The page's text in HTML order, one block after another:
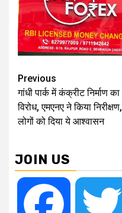
Continue
Reading
Previous
गांधी पार्क में कंक्रीट निर्माण का
विरोध, एमएनए ने किया निरीक्षण,
लोगों को दिया ये आश्वासन
JOIN US
Facebook